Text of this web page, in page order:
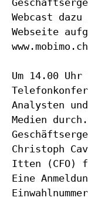
Webcast
Webseite
Um 14.00
Analysten und
Medien
Christoph
Itten (CFO)
Eine